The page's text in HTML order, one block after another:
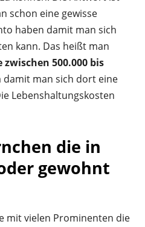
schon eine gewisse
haben damit man sich
kann. Das heißt man
zwischen 500.000 bis
damit man sich dort eine
Lebenshaltungskosten
die in
gewohnt
mit vielen Prominenten die